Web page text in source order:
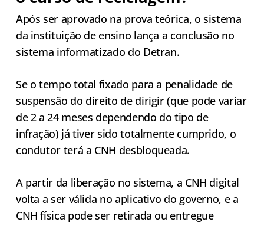
Após ser aprovado na prova teórica, o sistema
da instituição de ensino lança a conclusão no
sistema informatizado do Detran.
Se o tempo total fixado para a penalidade de
suspensão do direito de dirigir (que pode variar
de 2 a 24 meses dependendo do tipo de
infração) já tiver sido totalmente cumprido, o
condutor terá a CNH desbloqueada.
A partir da liberação no sistema, a CNH digital
volta a ser válida no aplicativo do governo, e a
CNH física pode ser retirada ou entregue